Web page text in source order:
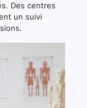
Des centres
un suivi